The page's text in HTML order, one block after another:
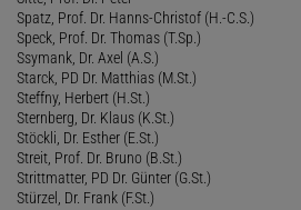
Spatz, Prof. Dr. Hanns-Christof (H.-C.S.)
Speck, Prof. Dr. Thomas (T.Sp.)
Ssymank, Dr. Axel (A.S.)
Starck, PD Dr. Matthias (M.St.)
Steffny, Herbert (H.St.)
Sternberg, Dr. Klaus (K.St.)
Stöckli, Dr. Esther (E.St.)
Streit, Prof. Dr. Bruno (B.St.)
Strittmatter, PD Dr. Günter (G.St.)
Stürzel, Dr. Frank (F.St.)